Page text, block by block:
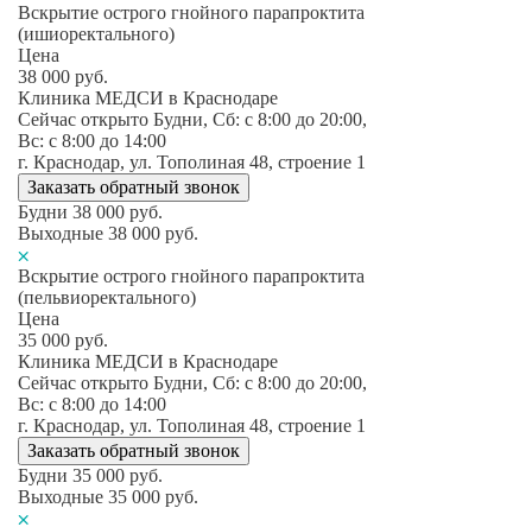
Вскрытие острого гнойного парапроктита
(ишиоректального)
Цена
38 000 руб.
Клиника МЕДСИ в Краснодаре
Сейчас открыто Будни, Сб: c 8:00 до 20:00,
Вс: c 8:00 до 14:00
г. Краснодар, ул. Тополиная 48, строение 1
Заказать обратный звонок
Будни 38 000 руб.
Выходные 38 000 руб.
Вскрытие острого гнойного парапроктита
(пельвиоректального)
Цена
35 000 руб.
Клиника МЕДСИ в Краснодаре
Сейчас открыто Будни, Сб: c 8:00 до 20:00,
Вс: c 8:00 до 14:00
г. Краснодар, ул. Тополиная 48, строение 1
Заказать обратный звонок
Будни 35 000 руб.
Выходные 35 000 руб.